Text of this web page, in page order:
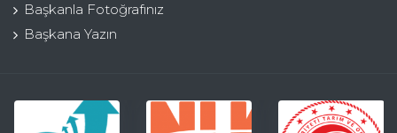
Başkanla Fotoğrafınız
Başkana Yazın